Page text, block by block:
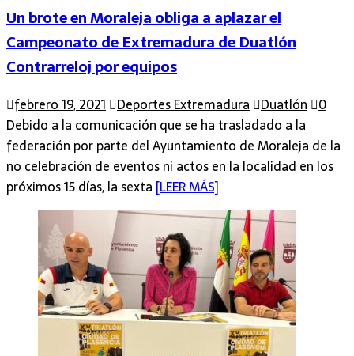
Un brote en Moraleja obliga a aplazar el
Campeonato de Extremadura de Duatlón
Contrarreloj por equipos
febrero 19, 2021 Deportes Extremadura Duatlón
0
Debido a la comunicación que se ha trasladado a la
federación por parte del Ayuntamiento de Moraleja de la
no celebración de eventos ni actos en la localidad en los
próximos 15 días, la sexta [LEER MÁS]